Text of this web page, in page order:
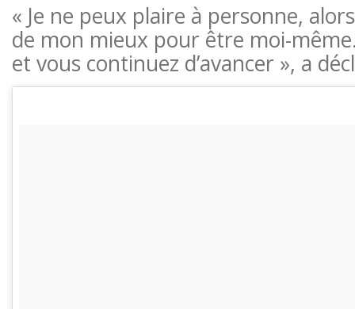
« Je ne peux plaire à personne,
de mon mieux pour être moi-
et vous continuez d’avancer », a